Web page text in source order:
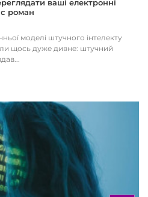
ваші електронні
роман
моделі штучного інтелекту
щось дуже дивне: штучний